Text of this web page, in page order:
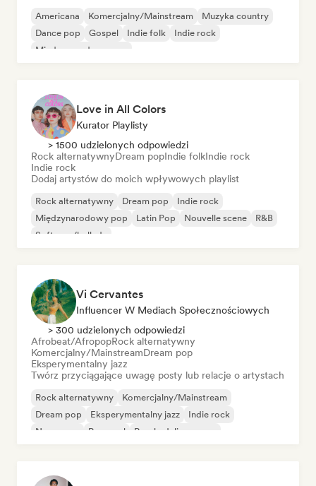
Americana Komercjalny/Mainstream
Muzyka country
Dance pop
Gospel Indie folk
Indie rock
Międzynarodowy pop
Love in All Colors
Kurator Playlisty
> 1500 udzielonych odpowiedzi
Rock alternatywnyDream popIndie folkIndie rock
Indie rock
Dodaj artystów do moich wpływowych playlist
Rock alternatywny Dream pop
Indie rock
Międzynarodowy pop
Latin Pop Nouvelle scene
R&B
Soft pop/ballada
Vi Cervantes
Influencer W Mediach Społecznościowych
> 300 udzielonych odpowiedzi
Afrobeat/AfropopRock alternatywny
Komercjalny/MainstreamDream pop
Eksperymentalny jazz
Twórz przyciągające uwagę posty lub relacje o artystach
Rock alternatywny
Komercjalny/Mainstream
Dream pop
Eksperymentalny jazz
Indie rock
New wave
Pop-soul Psychedeliczny pop